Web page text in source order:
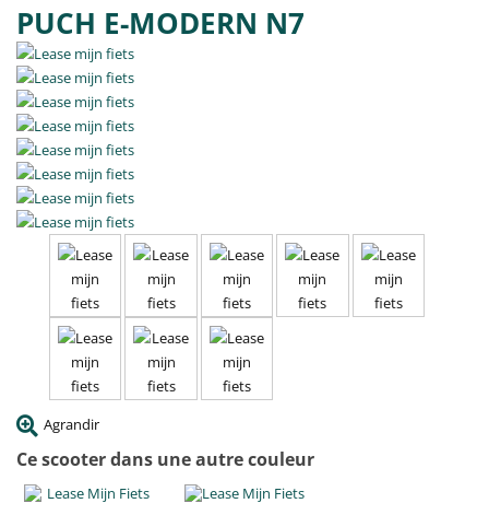
PUCH E-MODERN N7
Agrandir
Ce scooter dans une autre couleur